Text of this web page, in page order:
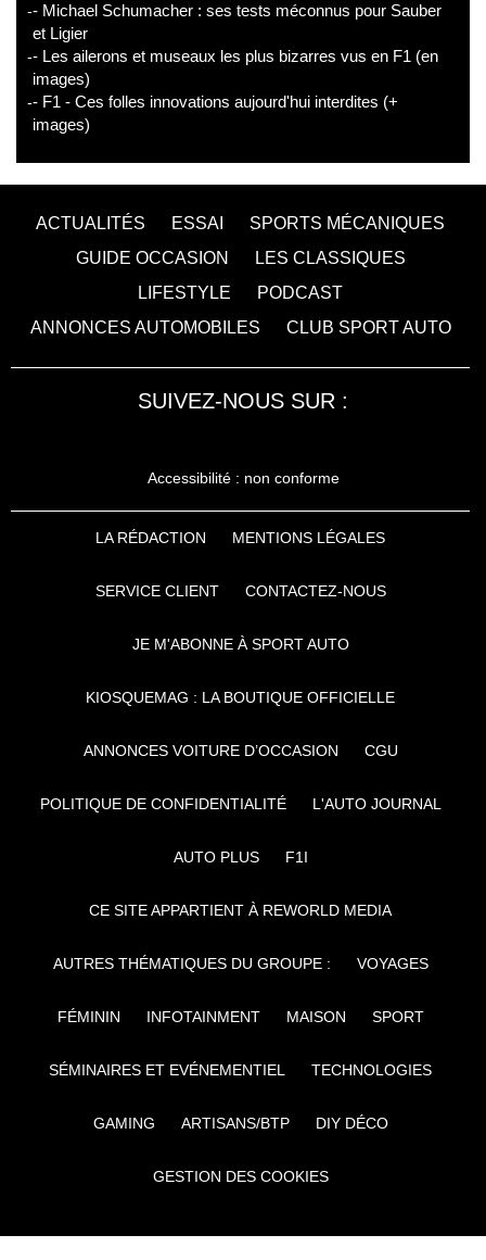
- Michael Schumacher : ses tests méconnus pour Sauber
et Ligier
- Les ailerons et museaux les plus bizarres vus en F1 (en
images)
- F1 - Ces folles innovations aujourd'hui interdites (+
images)
ACTUALITÉS ESSAI
SPORTS MÉCANIQUES
GUIDE OCCASION
LES CLASSIQUES
LIFESTYLE
PODCAST
ANNONCES AUTOMOBILES
CLUB SPORT AUTO
SUIVEZ-NOUS SUR :
Accessibilité : non conforme
LA RÉDACTION MENTIONS LÉGALES
SERVICE CLIENT CONTACTEZ-NOUS
JE M'ABONNE À SPORT AUTO
KIOSQUEMAG : LA BOUTIQUE OFFICIELLE
ANNONCES VOITURE D’OCCASION CGU
POLITIQUE DE CONFIDENTIALITÉ L'AUTO JOURNAL
AUTO PLUS F1I
CE SITE APPARTIENT À REWORLD MEDIA
AUTRES THÉMATIQUES DU GROUPE : VOYAGES
FÉMININ INFOTAINMENT MAISON SPORT
SÉMINAIRES ET EVÉNEMENTIEL TECHNOLOGIES
GAMING ARTISANS/BTP DIY DÉCO
GESTION DES COOKIES